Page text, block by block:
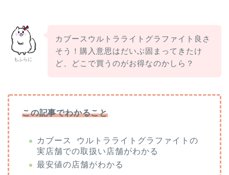
もふらに
カブースウルトラライトグラファイト良さ
そう！購入意思はだいぶ固まってきたけ
ど、どこで買うのがお得なのかしら？
この記事でわかること
カブース ウルトラライトグラファイトの
実店舗での取扱い店舗がわかる
最安値の店舗がわかる